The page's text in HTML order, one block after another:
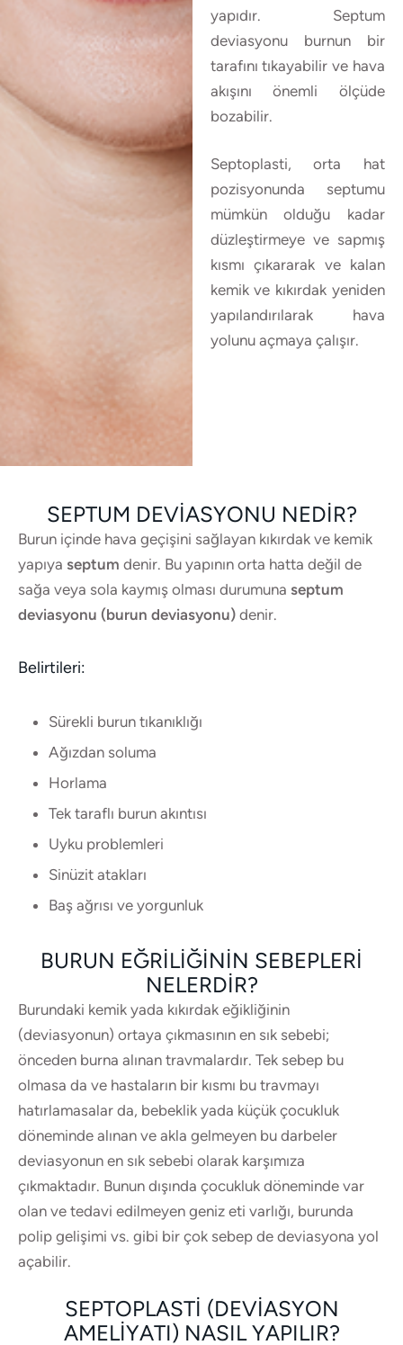
yapıdır. Septum
deviasyonu burnun bir
tarafını tıkayabilir ve hava
akışını önemli ölçüde
bozabilir.
Septoplasti, orta hat
pozisyonunda septumu
mümkün olduğu kadar
düzleştirmeye ve sapmış
kısmı çıkararak ve kalan
kemik ve kıkırdak yeniden
yapılandırılarak hava
yolunu açmaya çalışır.
SEPTUM DEVIASYONU NEDIR?
Burun içinde hava geçişini sağlayan kıkırdak ve kemik
yapıya septum denir. Bu yapının orta hatta değil de
sağa veya sola kaymış olması durumuna septum
deviasyonu (burun deviasyonu) denir.
Belirtileri:
Sürekli burun tıkanıklığı
Ağızdan soluma
Horlama
Tek taraflı burun akıntısı
Uyku problemleri
Sinüzit atakları
Baş ağrısı ve yorgunluk
BURUN EĞRILIĞININ SEBEPLERI
NELERDIR?
Burundaki kemik yada kıkırdak eğikliğinin
(deviasyonun) ortaya çıkmasının en sık sebebi;
önceden burna alınan travmalardır. Tek sebep bu
olmasa da ve hastaların bir kısmı bu travmayı
hatırlamasalar da, bebeklik yada küçük çocukluk
döneminde alınan ve akla gelmeyen bu darbeler
deviasyonun en sık sebebi olarak karşımıza
çıkmaktadır. Bunun dışında çocukluk döneminde var
olan ve tedavi edilmeyen geniz eti varlığı, burunda
polip gelişimi vs. gibi bir çok sebep de deviasyona yol
açabilir.
SEPTOPLASTI (DEVIASYON
AMELIYATI) NASIL YAPILIR?